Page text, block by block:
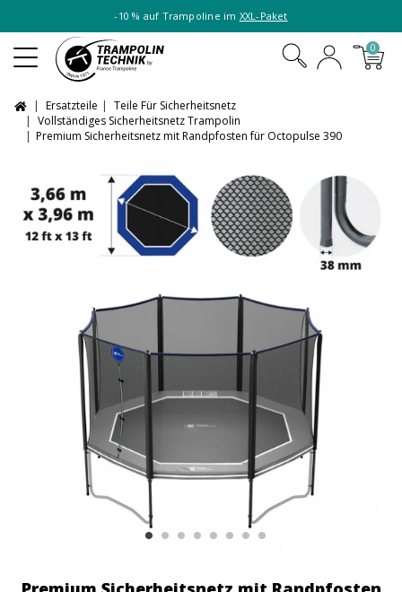
-10 % auf Trampoline im XXL-Paket
0
Ersatzteile
Teile Für Sicherheitsnetz
Vollständiges Sicherheitsnetz Trampolin
Premium Sicherheitsnetz mit Randpfosten für Octopulse 390